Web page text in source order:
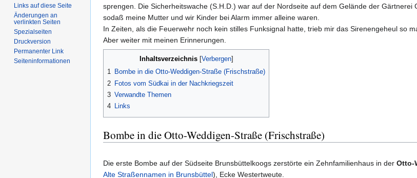
sprengen. Die Sicherheitswache (S.H.D.) war auf der Nordseite auf dem Gelände der
sodaß meine Mutter und wir Kinder bei Alarm immer alleine waren.
In Zeiten, als die Feuerwehr noch kein stilles Funksignal hatte, trieb mir das Sirenengeheul so
Aber weiter mit meinen Erinnerungen.
Inhaltsverzeichnis
1 Bombe in die Otto-Weddigen-Straße (Frischstraße)
2 Fotos vom Südkai in der Nachkriegszeit
3 Verwandte Themen
4 Links
Bombe in die Otto-Weddigen-Straße (Frischstraße)
Die erste Bombe auf der Südseite Brunsbüttelkoogs zerstörte ein Zehnfamilienhaus in der Otto-
Alte Straßennamen in Brunsbüttel), Ecke Westertweute.
Links auf diese Seite
Änderungen an
verlinkten Seiten
Spezialseiten
Druckversion
Permanenter Link
Seiten­informationen